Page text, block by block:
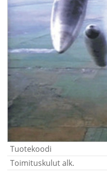
Tuotekoodi
Toimituskulut alk.